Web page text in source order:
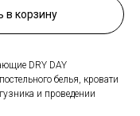
в корзину
DRY DAY
белья, кровати
и проведении